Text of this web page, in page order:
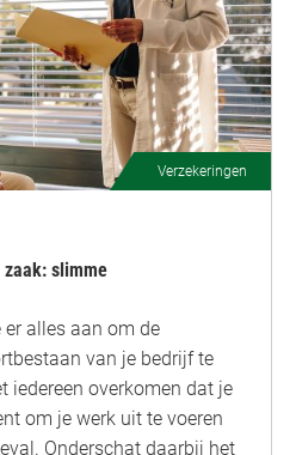
Verzekeringen
zaak: slimme
alles aan om de
van je bedrijf te
iedereen overkomen dat je
om je werk uit te voeren
Onderschat daarbij het